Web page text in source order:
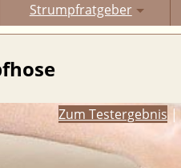
Strumpfratgeber
Zum Testergebnis |